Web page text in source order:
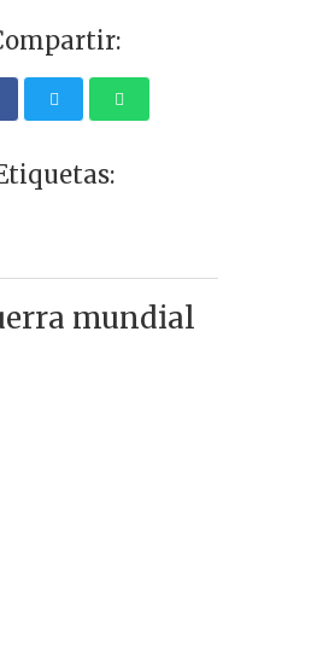
mundial